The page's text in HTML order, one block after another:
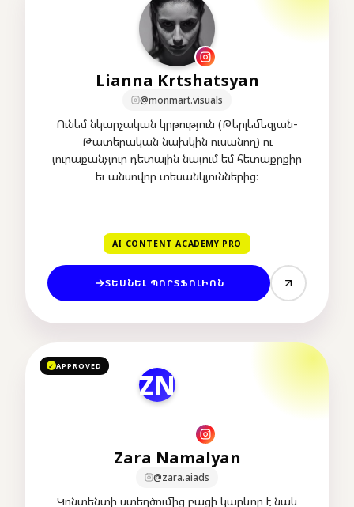
Lianna Krtshatsyan
@monmart.visuals
Ունեմ նկարչական կրթություն (Թերլեմեզյան-
Թատերական նախկին ուսանող) ու
յուրաքանչյուր դետալին նայում եմ հետաքրքիր
եւ անսովոր տեսանկյուններից։
AI CONTENT ACADEMY PRO
ՏԵՍՆԵԼ ՊՈՐՏՖՈԼԻՈՆ
✓ APPROVED
ZN
Zara Namalyan
@zara.aiads
Կոնտենտի ստեղծումից բացի կարևոր է նաև